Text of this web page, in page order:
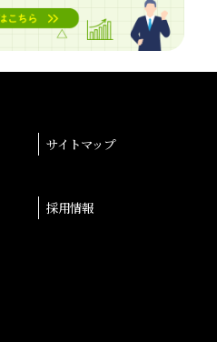
サイトマップ
採用情報